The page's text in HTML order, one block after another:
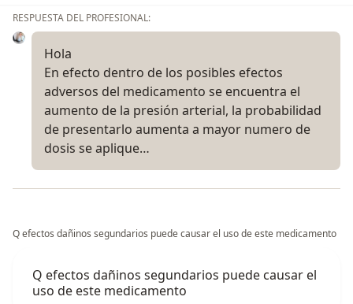
RESPUESTA DEL PROFESIONAL:
Hola
En efecto dentro de los posibles efectos
adversos del medicamento se encuentra el
aumento de la presión arterial, la probabilidad
de presentarlo aumenta a mayor numero de
dosis se aplique…
Q efectos dañinos segundarios puede causar el uso de este medicamento
Q efectos dañinos segundarios puede causar el
uso de este medicamento